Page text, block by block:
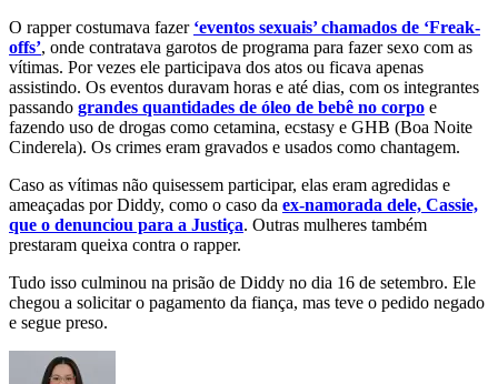
O rapper costumava fazer ‘eventos sexuais’ chamados de ‘Freak-
offs’, onde contratava garotos de programa para fazer sexo com as
vítimas. Por vezes ele participava dos atos ou ficava apenas
assistindo. Os eventos duravam horas e até dias, com os integrantes
passando grandes quantidades de óleo de bebê no corpo e
fazendo uso de drogas como cetamina, ecstasy e GHB (Boa Noite
Cinderela). Os crimes eram gravados e usados como chantagem.
Caso as vítimas não quisessem participar, elas eram agredidas e
ameaçadas por Diddy, como o caso da ex-namorada dele, Cassie,
que o denunciou para a Justiça. Outras mulheres também
prestaram queixa contra o rapper.
Tudo isso culminou na prisão de Diddy no dia 16 de setembro. Ele
chegou a solicitar o pagamento da fiança, mas teve o pedido negado
e segue preso.